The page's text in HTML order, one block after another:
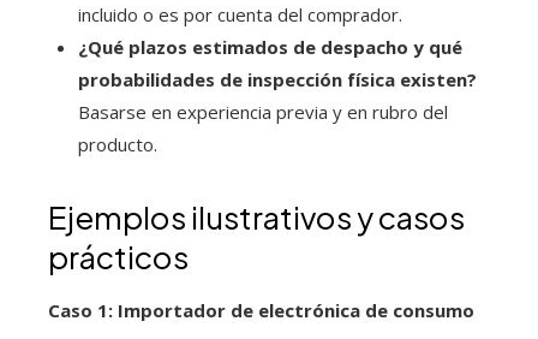
incluido o es por cuenta del comprador.
¿Qué plazos estimados de despacho y qué
probabilidades de inspección física existen?
Basarse en experiencia previa y en rubro del
producto.
Ejemplos ilustrativos y casos
prácticos
Caso 1: Importador de electrónica de consumo